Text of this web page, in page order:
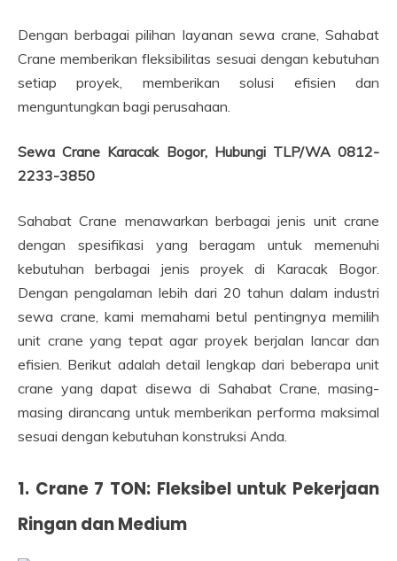
Dengan berbagai pilihan layanan sewa crane, Sahabat
Crane memberikan fleksibilitas sesuai dengan kebutuhan
setiap proyek, memberikan solusi efisien dan
menguntungkan bagi perusahaan.
Sewa Crane Karacak Bogor, Hubungi TLP/WA 0812-
2233-3850
Sahabat Crane menawarkan berbagai jenis unit crane
dengan spesifikasi yang beragam untuk memenuhi
kebutuhan berbagai jenis proyek di Karacak Bogor.
Dengan pengalaman lebih dari 20 tahun dalam industri
sewa crane, kami memahami betul pentingnya memilih
unit crane yang tepat agar proyek berjalan lancar dan
efisien. Berikut adalah detail lengkap dari beberapa unit
crane yang dapat disewa di Sahabat Crane, masing-
masing dirancang untuk memberikan performa maksimal
sesuai dengan kebutuhan konstruksi Anda.
1. Crane 7 TON: Fleksibel untuk Pekerjaan
Ringan dan Medium